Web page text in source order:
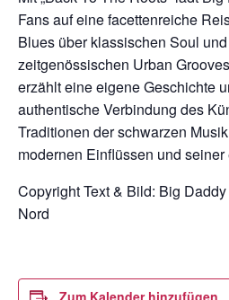
Fans auf eine facettenreiche
Blues über klassischen Soul
zeitgenössischen Urban
erzählt eine eigene Geschichte
authentische Verbindung des
Traditionen der schwarzen
modernen Einflüssen und
Copyright Text & Bild: Big
Nord